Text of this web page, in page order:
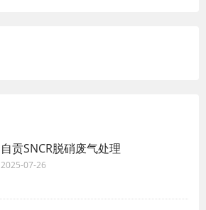
自贡SNCR脱硝废气处理
2025-07-26